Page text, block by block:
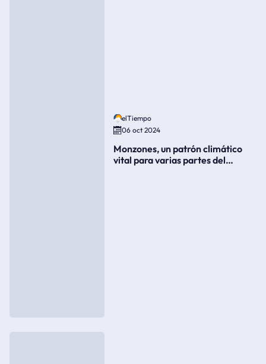
elTiempo
06 oct 2024
Monzones, un patrón climático
vital para varias partes del